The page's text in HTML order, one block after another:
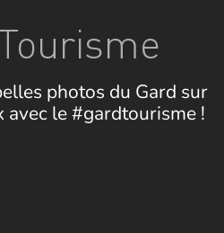
photos du Gard sur
avec le #gardtourisme !